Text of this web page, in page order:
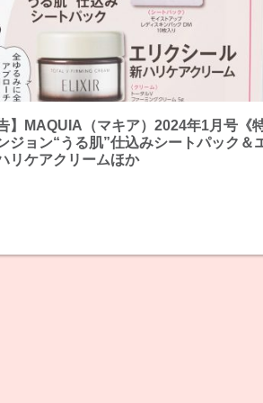
】MAQUIA（マキア）2024年1月号《
ジョン“うる肌”仕込みシートパック＆
リケアクリームほか